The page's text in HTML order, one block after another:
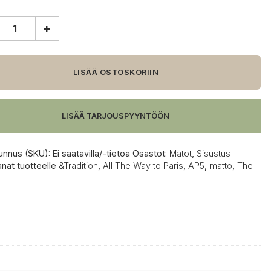
+
LISÄÄ OSTOSKORIIN
LISÄÄ TARJOUSPYYNTÖÖN
(SKU): Ei saatavilla/-tietoa Osastot: Matot, Sisustus
tuotteelle &Tradition All The Way to Paris AP5 matto The